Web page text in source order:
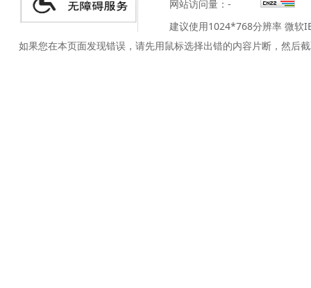
网站访问量： -
建议使用1024*768分辨率 微软
如果您在本页面发现错误，请先用鼠标选择出错的内容片断，然后